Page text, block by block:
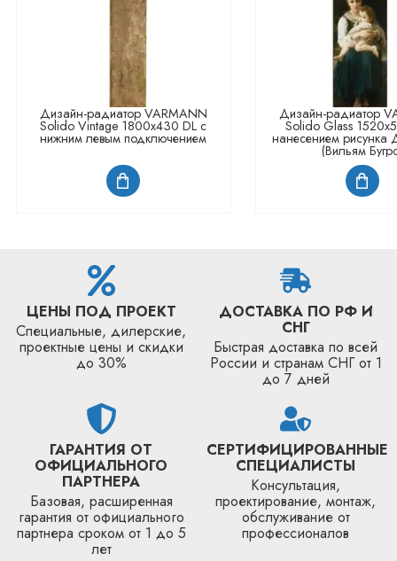
Дизайн-радиатор VARMANN
Solido Vintage 1800x430 DL с
нижним левым подключением
Дизайн-радиатор
Solido Glass
нанесением рисунка
(Вильям
ЦЕНЫ ПОД ПРОЕКТ
Специальные, дилерские,
проектные цены и скидки
до 30%
ДОСТАВКА ПО РФ И
СНГ
Быстрая доставка по всей
России и странам СНГ от 1
до 7 дней
ГАРАНТИЯ ОТ
ОФИЦИАЛЬНОГО
ПАРТНЕРА
Базовая, расширенная
гарантия от официального
партнера сроком от 1 до 5
лет
СЕРТИФИЦИРОВАННЫЕ
СПЕЦИАЛИСТЫ
Консультация,
проектирование, монтаж,
обслуживание от
профессионалов